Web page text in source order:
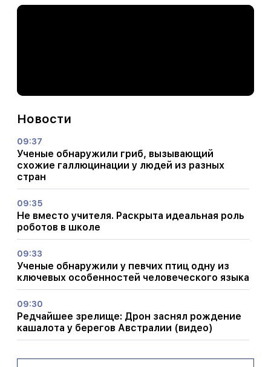
Новости
09:37
Ученые обнаружили гриб, вызывающий
схожие галлюцинации у людей из разных
стран
09:35
Не вместо учителя. Раскрыта идеальная роль
роботов в школе
09:33
Ученые обнаружили у певчих птиц одну из
ключевых особенностей человеческого языка
09:30
Редчайшее зрелище: Дрон заснял рождение
кашалота у берегов Австралии (видео)